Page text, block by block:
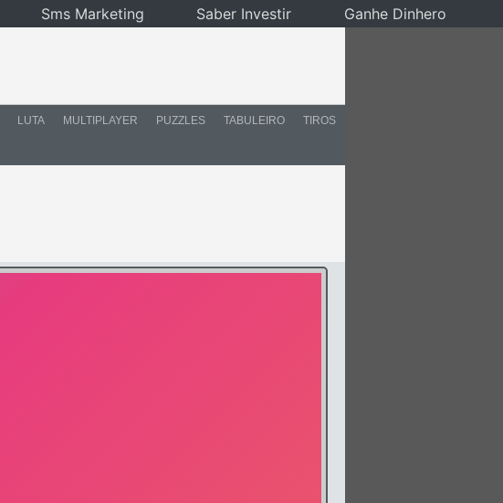
LUTA MULTIPLAYER PUZZLES TABULEIRO TIROS
Sms Marketing Saber Investir Ganhe Dinhero